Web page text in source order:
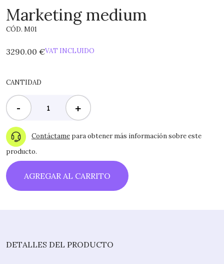
Marketing medium
CÓD. M01
3290.00 €VAT INCLUIDO
CANTIDAD
- +
Contáctame para obtener más información sobre este
producto.
AGREGAR AL CARRITO
DETALLES DEL PRODUCTO